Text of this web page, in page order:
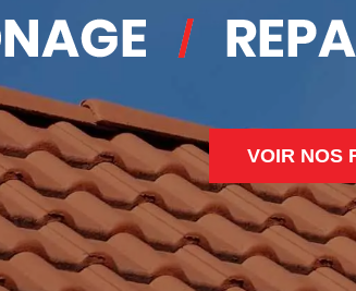
VOIR NOS